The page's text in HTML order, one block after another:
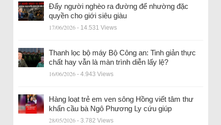
Đẩy người nghèo ra đường để nhường đặc
quyền cho giới siêu giàu
17/06/2026 - 14.531 Views
Thanh lọc bộ máy Bộ Công an: Tinh giản thực
chất hay vẫn là màn trình diễn lấy lệ?
16/06/2026 - 4.943 Views
Hàng loạt trẻ em ven sông Hồng viết tâm thư
khẩn cầu bà Ngô Phương Ly cứu giúp
28/05/2026 - 3.782 Views